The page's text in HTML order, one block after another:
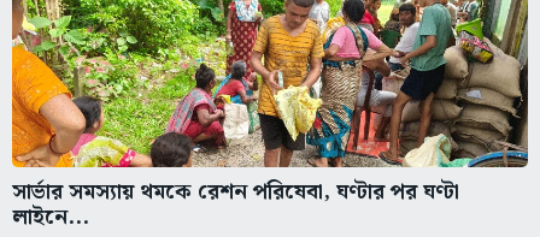
সার্ভার সমস্যায় থমকে রেশন পরিষেবা, ঘণ্টার পর ঘণ্টা
লাইনে...